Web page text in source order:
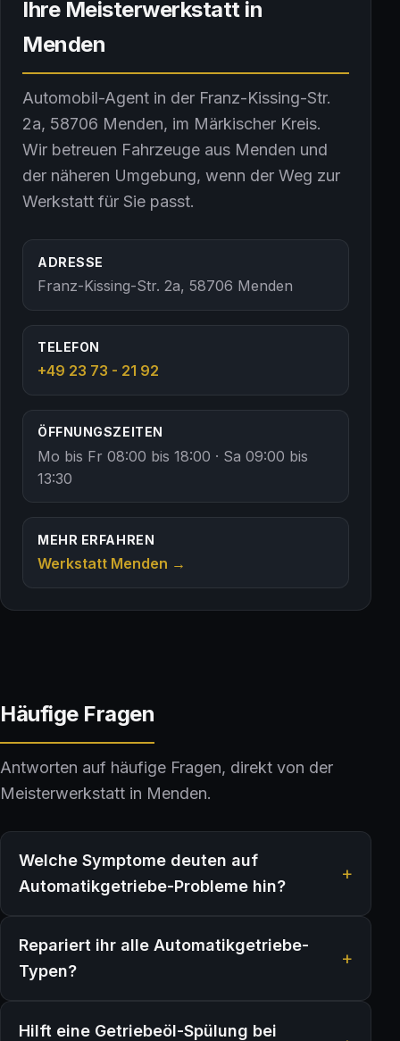
Ihre Meisterwerkstatt in
Menden
Automobil-Agent in der Franz-Kissing-Str.
2a, 58706 Menden, im Märkischer Kreis.
Wir betreuen Fahrzeuge aus Menden und
der näheren Umgebung, wenn der Weg zur
Werkstatt für Sie passt.
ADRESSE
Franz-Kissing-Str. 2a, 58706 Menden
TELEFON
+49 23 73 - 21 92
ÖFFNUNGSZEITEN
Mo bis Fr 08:00 bis 18:00 · Sa 09:00 bis
13:30
MEHR ERFAHREN
Werkstatt Menden →
Häufige Fragen
Antworten auf häufige Fragen, direkt von der
Meisterwerkstatt in Menden.
Welche Symptome deuten auf
Automatikgetriebe-Probleme hin?
Repariert ihr alle Automatikgetriebe-
Typen?
Hilft eine Getriebeöl-Spülung bei